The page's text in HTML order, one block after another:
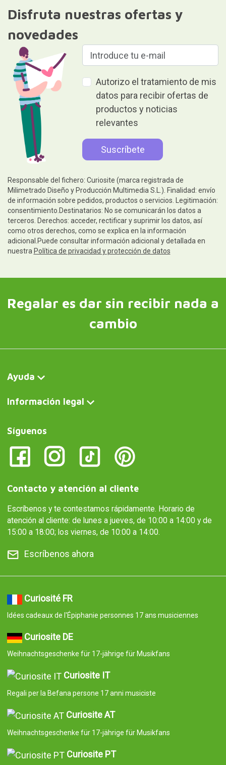
Disfruta nuestras ofertas y
novedades
Autorizo el tratamiento de mis
datos para recibir ofertas de
productos y noticias
relevantes
Responsable del fichero: Curiosite (marca registrada de
Milimetrado Diseño y Producción Multimedia S.L.). Finalidad: envío
de información sobre pedidos, productos o servicios. Legitimación:
consentimiento.Destinatarios: No se comunicarán los datos a
terceros. Derechos: acceder, rectificar y suprimir los datos, así
como otros derechos, como se explica en la información
adicional.Puede consultar información adicional y detallada en
nuestra Política de privacidad y protección de datos
Regalar es dar sin recibir nada a
cambio
Ayuda
Información legal
Síguenos
Contacto y atención al cliente
Escríbenos y te contestamos rápidamente. Horario de
atención al cliente: de lunes a jueves, de 10:00 a 14:00 y de
15:00 a 18:00; los viernes, de 10:00 a 14:00.
Escríbenos ahora
Curiosité FR
Idées cadeaux de l'Épiphanie personnes 17 ans musiciennes
Curiosite DE
Weihnachtsgeschenke für 17-jährige für Musikfans
Curiosite IT
Regali per la Befana persone 17 anni musiciste
Curiosite AT
Weihnachtsgeschenke für 17-jährige für Musikfans
Curiosite PT